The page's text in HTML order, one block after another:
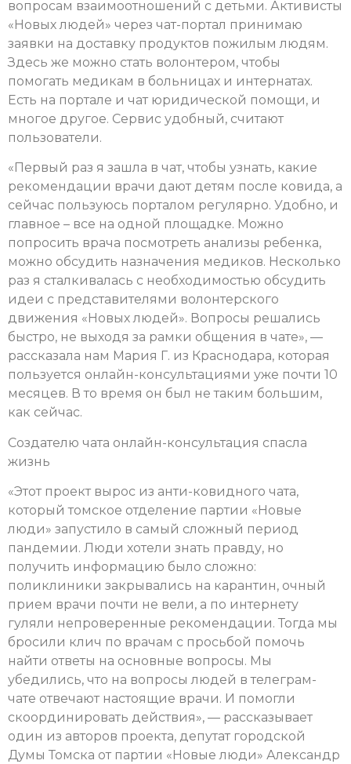
вопросам взаимоотношений с детьми. Активисты
«Новых людей» через чат-портал принимаю
заявки на доставку продуктов пожилым людям.
Здесь же можно стать волонтером, чтобы
помогать медикам в больницах и интернатах.
Есть на портале и чат юридической помощи, и
многое другое. Сервис удобный, считают
пользователи.
«Первый раз я зашла в чат, чтобы узнать, какие
рекомендации врачи дают детям после ковида, а
сейчас пользуюсь порталом регулярно. Удобно, и
главное – все на одной площадке. Можно
попросить врача посмотреть анализы ребенка,
можно обсудить назначения медиков. Несколько
раз я сталкивалась с необходимостью обсудить
идеи с представителями волонтерского
движения «Новых людей». Вопросы решались
быстро, не выходя за рамки общения в чате», —
рассказала нам Мария Г. из Краснодара, которая
пользуется онлайн-консультациями уже почти 10
месяцев. В то время он был не таким большим,
как сейчас.
Создателю чата онлайн-консультация спасла
жизнь
«Этот проект вырос из анти-ковидного чата,
который томское отделение партии «Новые
люди» запустило в самый сложный период
пандемии. Люди хотели знать правду, но
получить информацию было сложно:
поликлиники закрывались на карантин, очный
прием врачи почти не вели, а по интернету
гуляли непроверенные рекомендации. Тогда мы
бросили клич по врачам с просьбой помочь
найти ответы на основные вопросы. Мы
убедились, что на вопросы людей в телеграм-
чате отвечают настоящие врачи. И помогли
скоординировать действия», — рассказывает
один из авторов проекта, депутат городской
Думы Томска от партии «Новые люди» Александр